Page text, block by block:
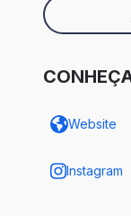
Website
Instagram